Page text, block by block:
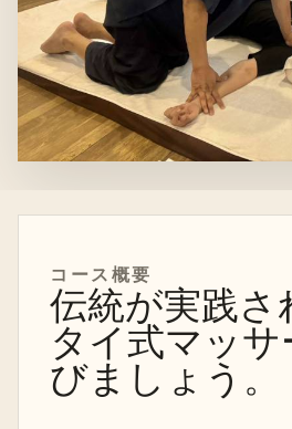
コース概要
伝統が実践さ
タイ式マッ
びましょう。